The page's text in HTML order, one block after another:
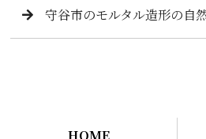
守谷市のモルタル造形の自
HOME